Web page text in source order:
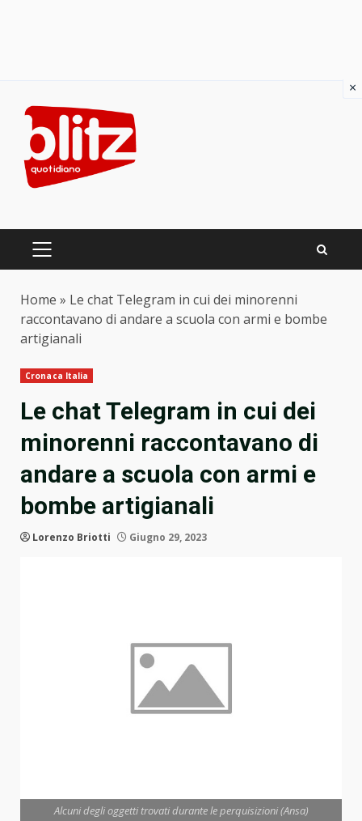
content
PRIMARY
Home » Le chat Telegram in cui dei minorenni
raccontavano di andare a scuola con armi e bombe
artigianali
Cronaca Italia
Le chat Telegram in cui dei
minorenni raccontavano di
andare a scuola con armi e
bombe artigianali
Lorenzo Briotti Giugno 29, 2023
Alcuni degli oggetti trovati durante le perquisizioni (Ansa)
×